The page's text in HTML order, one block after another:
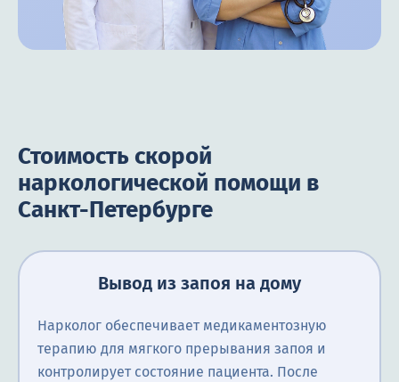
Стоимость скорой
наркологической помощи в
Санкт-Петербурге
Вывод из запоя на дому
Нарколог обеспечивает медикаментозную
терапию для мягкого прерывания запоя и
контролирует состояние пациента. После